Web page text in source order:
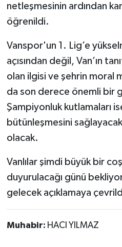
netleşmesinin ardından
öğrenildi.
Vanspor'un 1. Lig’e
açısından değil, Van’ın
olan ilgisi ve şehrin moral
da son derece önemli bir
Şampiyonluk kutlamaları
bütünleşmesini
olacak.
Vanlılar şimdi büyük bir
duyurulacağı günü
gelecek açıklamaya
Muhabir: HACI YILMAZ